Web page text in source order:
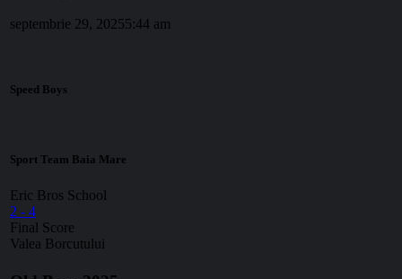
septembrie 29, 20255:44 am
Speed Boys
Sport Team Baia Mare
Eric Bros School
2 - 4
Final Score
Valea Borcutului